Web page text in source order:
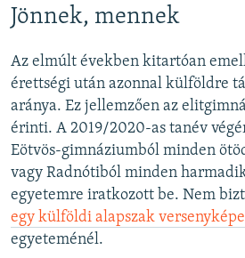
Jönnek, mennek
Az elmúlt években kitartóan
érettségi után azonnal külföldre
aránya. Ez jellemzően az
érinti. A 2019/2020-as tanév
Eötvös-gimnáziumból minden
vagy Radnótiból minden
egyetemre iratkozott be. Nem
egy külföldi alapszak
egyeteménél.